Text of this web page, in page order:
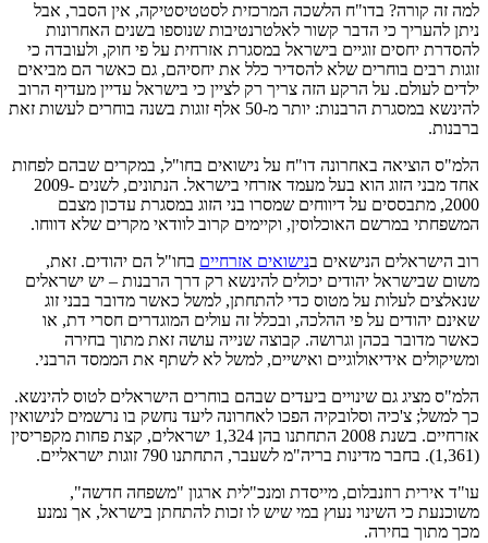
למה זה קורה? בדו"ח הלשכה המרכזית לסטטיסטיקה, אין הסבר, אבל
ניתן להעריך כי הדבר קשור לאלטרנטיבות שנוספו בשנים האחרונות
להסדרת יחסים זוגיים בישראל במסגרת אזרחית על פי חוק, ולעובדה כי
זוגות רבים בוחרים שלא להסדיר כלל את יחסיהם, גם כאשר הם מביאים
ילדים לעולם. על הרקע הזה צריך רק לציין כי בישראל עדיין מעדיף הרוב
להינשא במסגרת הרבנות: יותר מ-50 אלף זוגות בשנה בוחרים לעשות זאת
ברבנות.
הלמ"ס הוציאה באחרונה דו"ח על נישואים בחו"ל, במקרים שבהם לפחות
אחד מבני הזוג הוא בעל מעמד אזרחי בישראל. הנתונים, לשנים 2009-
2000, מתבססים על דיווחים שמסרו בני הזוג במסגרת עדכון מצבם
המשפחתי במרשם האוכלוסין, וקיימים קרוב לוודאי מקרים שלא דווחו.
רוב הישראלים הנישאים בנישואים אזרחיים בחו"ל הם יהודים. זאת,
משום שבישראל יהודים יכולים להינשא רק דרך הרבנות – יש ישראלים
שנאלצים לעלות על מטוס כדי להתחתן, למשל כאשר מדובר בבני זוג
שאינם יהודים על פי ההלכה, ובכלל זה עולים המוגדרים חסרי דת, או
כאשר מדובר בכהן וגרושה. קבוצה שנייה עושה זאת מתוך בחירה
ומשיקולים אידיאולוגיים ואישיים, למשל לא לשתף את הממסד הרבני.
הלמ"ס מציג גם שינויים ביעדים שבהם בוחרים הישראלים לטוס להינשא.
כך למשל; צ'כיה וסלובקיה הפכו לאחרונה ליעד נחשק בו נרשמים לנישואין
אזרחיים. בשנת 2008 התחתנו בהן 1,324 ישראלים, קצת פחות מקפריסין
(1,361). בחבר מדינות בריה"מ לשעבר, התחתנו 790 זוגות ישראליים.
עו"ד אירית רוזנבלום, מייסדת ומנכ"לית ארגון "משפחה חדשה",
משוכנעת כי השינוי נעוץ במי שיש לו זכות להתחתן בישראל, אך נמנע
מכך מתוך בחירה.